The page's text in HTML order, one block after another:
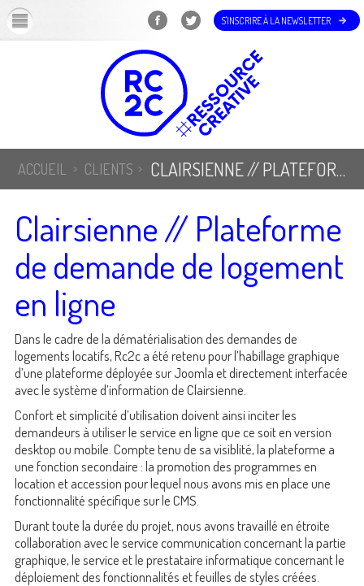
S'INSCRIRE À LA NEWSLETTER
ACCUEIL CLIENTS CLAIRSIENNE // PLATEFORME DE DEMANDE DE LOGEMENT EN LIGNE
Clairsienne // Plateforme
de demande de logement
en ligne
Dans le cadre de la dématérialisation des demandes de
logements locatifs, Rc2c a été retenu pour l’habillage graphique
d’une plateforme déployée sur Joomla et directement interfacée
avec le système d’information de Clairsienne.
Confort et simplicité d’utilisation doivent ainsi inciter les
demandeurs à utiliser le service en ligne que ce soit en version
desktop ou mobile. Compte tenu de sa visiblité, la plateforme a
une fonction secondaire : la promotion des programmes en
location et accession pour lequel nous avons mis en place une
fonctionnalité spécifique sur le CMS.
Durant toute la durée du projet, nous avons travaillé en étroite
collaboration avec le service communication concernant la partie
graphique, le service et le prestataire informatique concernant le
déploiement des fonctionnalités et feuilles de styles créées.